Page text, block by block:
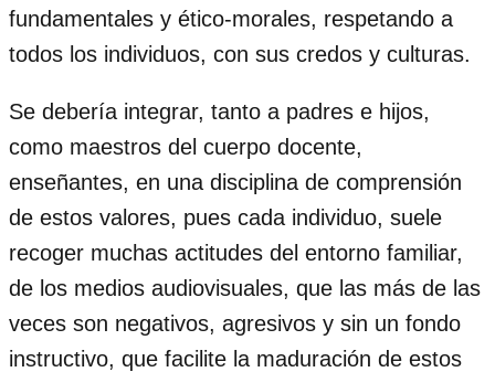
fundamentales y ético-morales, respetando a
todos los individuos, con sus credos y culturas.
Se debería integrar, tanto a padres e hijos,
como maestros del cuerpo docente,
enseñantes, en una disciplina de comprensión
de estos valores, pues cada individuo, suele
recoger muchas actitudes del entorno familiar,
de los medios audiovisuales, que las más de las
veces son negativos, agresivos y sin un fondo
instructivo, que facilite la maduración de estos